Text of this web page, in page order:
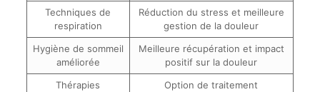
Techniques de
respiration
Réduction du stress et meilleure
gestion de la douleur
Hygiène de sommeil
améliorée
Meilleure récupération et impact
positif sur la douleur
Thérapies
Option de traitement